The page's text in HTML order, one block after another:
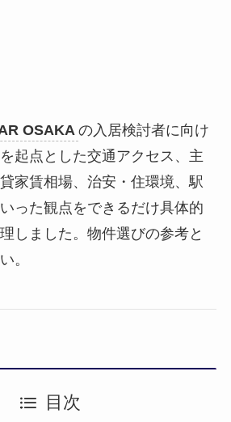
OSAKA の入居検討者に向け
起点とした交通アクセス、主
家賃相場、治安・住環境、駅
った観点をできるだけ具体的
しました。物件選びの参考と
。
目次